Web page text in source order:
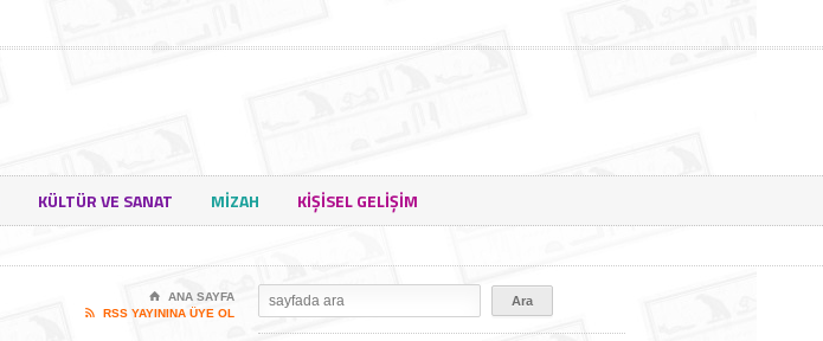
KÜLTÜR VE SANAT MIZAH KIŞISEL GELIŞIM
⌂
ANA SAYFA

RSS YAYININA ÜYE OL